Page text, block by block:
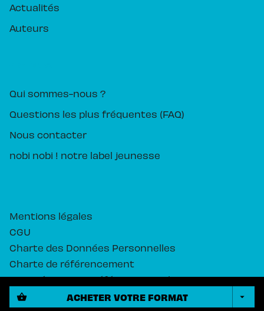
shopping_basket ACHETER VOTRE FORMAT arrow_drop_down
Actualités
Auteurs
Qui sommes-nous ?
Questions les plus fréquentes (FAQ)
Nous contacter
nobi nobi ! notre label jeunesse
Mentions légales
CGU
Charte des Données Personnelles
Charte de référencement
Paramétrez vos préférences cookies